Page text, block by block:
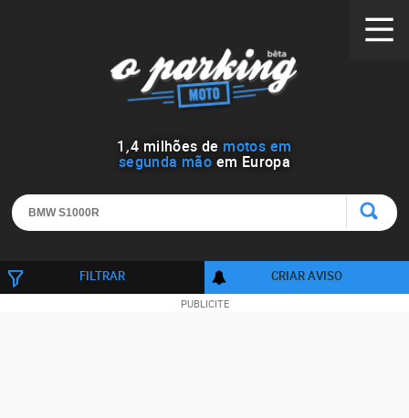
1 ,4 milhões de motos em
segunda mão em Europa
FILTRAR CRIAR AVISO